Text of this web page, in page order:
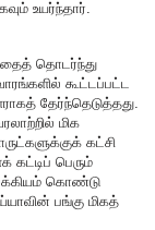
உயர்ந்தார்.
தொடர்ந்து
கூட்டப்பட்ட
தேர்ந்தெடுத்தது.
மிக
கட்சி
பெரும்
கொண்டு
பங்கு மிகத்